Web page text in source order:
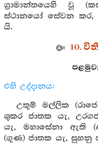
ග්‍රාමාන්තයෙහි වූ
ස්ථානයෝ සේවන කර,
යි.
10.
එහි උද්දානය:
උතුම් මල්ලික
ශුකර ජාතක යැ,
යැ, මහාසේනා ඇති
(ගුණ) ජාතක යැ, සුහනු